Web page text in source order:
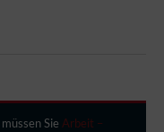
Sie Arbeit –